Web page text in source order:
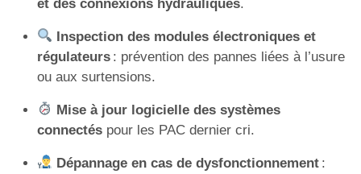
et des connexions hydrauliques.
Inspection des modules électroniques et
régulateurs: prévention des pannes liées à l’usure
ou aux surtensions.
Mise à jour logicielle des systèmes
connectéspour les PAC dernier cri.
Dépannage en cas de dysfonctionnement: